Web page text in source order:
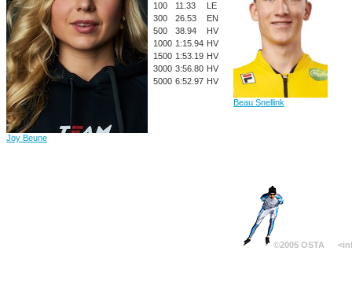
Joy Beune
100 11.33
LE
300
26.53
EN
500
38.94
HV
1000 1:15.94 HV
1500 1:53.19 HV
3000 3:56.80 HV
5000 6:52.97 HV
Beau Snellink
©2005 OSTA